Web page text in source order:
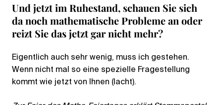
Und jetzt im Ruhestand, schauen Sie sich
da noch mathematische Probleme an oder
reizt Sie das jetzt gar nicht mehr?
Eigentlich auch sehr wenig, muss ich gestehen.
Wenn nicht mal so eine spezielle Fragestellung
kommt wie jetzt von Ihnen (lacht).